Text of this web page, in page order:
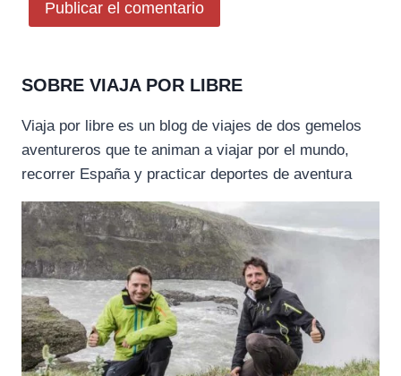
SOBRE VIAJA POR LIBRE
Viaja por libre es un blog de viajes de dos gemelos
aventureros que te animan a viajar por el mundo,
recorrer España y practicar deportes de aventura